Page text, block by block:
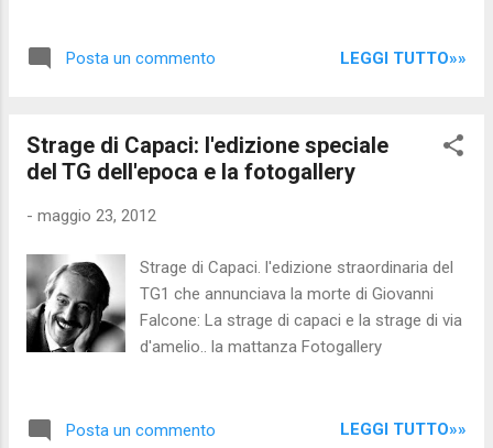
Posta un commento LEGGI TUTTO»»
Strage di Capaci: l'edizione speciale
del TG dell'epoca e la fotogallery
- maggio 23, 2012
Strage di Capaci. l'edizione straordinaria del
TG1 che annunciava la morte di Giovanni
Falcone: La strage di capaci e la strage di via
d'amelio.. la mattanza Fotogallery
Posta un commento LEGGI TUTTO»»